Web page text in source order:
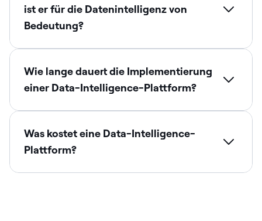
ist er für die Datenintelligenz von
Bedeutung?
Wie lange dauert die Implementierung
einer Data-Intelligence-Plattform?
Was kostet eine Data-Intelligence-
Plattform?